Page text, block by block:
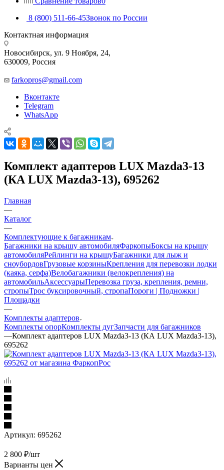
8 (800) 511-66-45Звонок по России
Контактная информация
Новосибирск, ул. 9 Ноября, 24,
630009, Россия
farkopros@gmail.com
Вконтакте
Telegram
WhatsApp
Комплект адаптеров LUX Mazda3-13
(КА LUX Mazda3-13), 695262
Главная
—
Каталог
—
Комплектующие к багажникам
Багажники на крышу автомобиляФаркопыБоксы на крышу
автомобиляРейлинги на крышуБагажники для лыж и
сноубордовГрузовые корзиныКрепления для перевозки лодки
(каяка, серфа)Велобагажники (велокрепления) на
автомобильАксессуарыПеревозка груза, крепления, ремни,
стропыТрос буксировочный, стропаПороги | Подножки |
Площадки
—
Комплекты адаптеров
Комплекты опорКомплекты дугЗапчасти для багажников
—Комплект адаптеров LUX Mazda3-13 (КА LUX Mazda3-13),
695262
Артикул: 695262
2 800 ₽/шт
Варианты цен